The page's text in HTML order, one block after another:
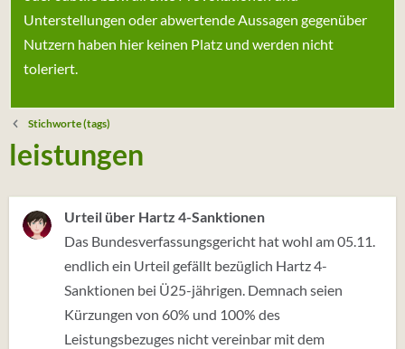
Unterstellungen oder abwertende Aussagen gegenüber
Nutzern haben hier keinen Platz und werden nicht
toleriert.
Stichworte (tags)
leistungen
Urteil über Hartz 4-Sanktionen
Das Bundesverfassungsgericht hat wohl am 05.11.
endlich ein Urteil gefällt bezüglich Hartz 4-
Sanktionen bei Ü25-jährigen. Demnach seien
Kürzungen von 60% und 100% des
Leistungsbezuges nicht vereinbar mit dem